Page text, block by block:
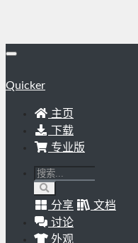
Quicker
主页
下载
专业版
分享
文档
讨论
外观